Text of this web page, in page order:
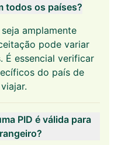
todos os países?
amplamente
pode variar
É essencial verificar
do país de
PID é válida para